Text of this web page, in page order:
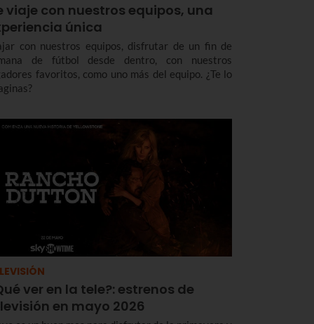
viaje con nuestros equipos, una
única
con nuestros equipos, disfrutar de un fin de
de fútbol desde dentro, con nuestros
favoritos, como uno más del equipo. ¿Te lo
ver en la tele?: estrenos de
en mayo 2026